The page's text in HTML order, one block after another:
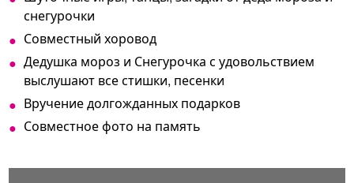
снегурочки
Совместный хоровод
Дедушка мороз и Снегурочка с удовольствием
выслушают все стишки, песенки
Вручение долгожданных подарков
Совместное фото на память